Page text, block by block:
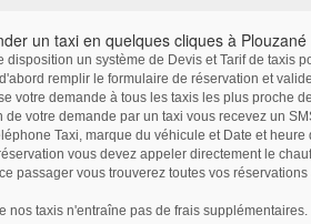
un taxi en quelques cliques à Plouzané
disposition un système de Devis et Tarif de taxis
remplir le formulaire de réservation et
votre demande à tous les taxis les plus proche
votre demande par un taxi vous recevez un
Taxi, marque du véhicule et Date et heure
vous devez appeler directement le
passager vous trouverez toutes vos réservations
taxis n'entraîne pas de frais supplémentaires.